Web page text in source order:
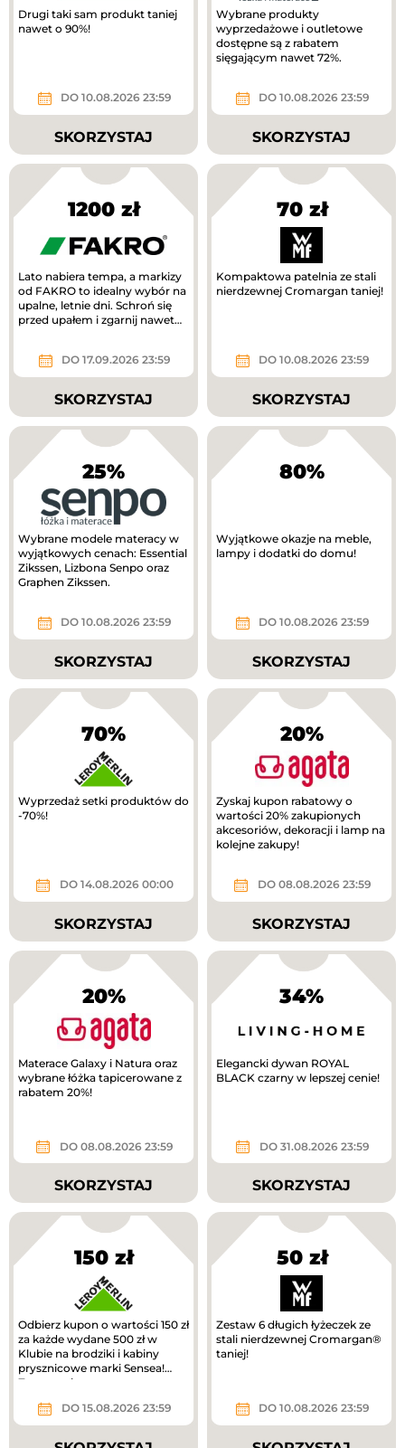
Drugi taki sam produkt taniej
nawet o 90%!
DO 10.08.2026 23:59
SKORZYSTAJ
Wybrane produkty
wyprzedażowe i outletowe
dostępne są z rabatem
sięgającym nawet 72%.
DO 10.08.2026 23:59
SKORZYSTAJ
1200 zł
Lato nabiera tempa, a markizy
od FAKRO to idealny wybór na
upalne, letnie dni. Schroń się
przed upałem i zgarnij nawet
DO 17.09.2026 23:59
SKORZYSTAJ
70 zł
Kompaktowa patelnia ze stali
nierdzewnej Cromargan taniej!
DO 10.08.2026 23:59
SKORZYSTAJ
25%
Wybrane modele materacy w
wyjątkowych cenach: Essential
Zikssen, Lizbona Senpo oraz
Graphen Zikssen.
DO 10.08.2026 23:59
SKORZYSTAJ
80%
Wyjątkowe okazje na meble,
lampy i dodatki do domu!
DO 10.08.2026 23:59
SKORZYSTAJ
70%
Wyprzedaż setki produktów do
-70%!
DO 14.08.2026 00:00
SKORZYSTAJ
20%
Zyskaj kupon rabatowy o
wartości 20% zakupionych
akcesoriów, dekoracji i lamp na
kolejne zakupy!
DO 08.08.2026 23:59
SKORZYSTAJ
20%
Materace Galaxy i Natura oraz
wybrane łóżka tapicerowane z
rabatem 20%!
DO 08.08.2026 23:59
SKORZYSTAJ
34%
Elegancki dywan ROYAL
BLACK czarny w lepszej cenie!
DO 31.08.2026 23:59
SKORZYSTAJ
150 zł
Odbierz kupon o wartości 150 zł
za każde wydane 500 zł w
Klubie na brodziki i kabiny
prysznicowe marki Sensea!
Zwrot na kupon.
DO 15.08.2026 23:59
50 zł
Zestaw 6 długich łyżeczek ze
stali nierdzewnej Cromargan®
taniej!
DO 10.08.2026 23:59